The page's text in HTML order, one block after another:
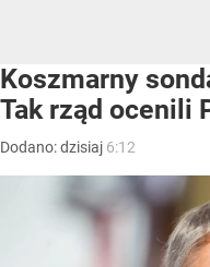
Koszmarny
Tak rząd ocenili
Dodano:dzisiaj 6:12